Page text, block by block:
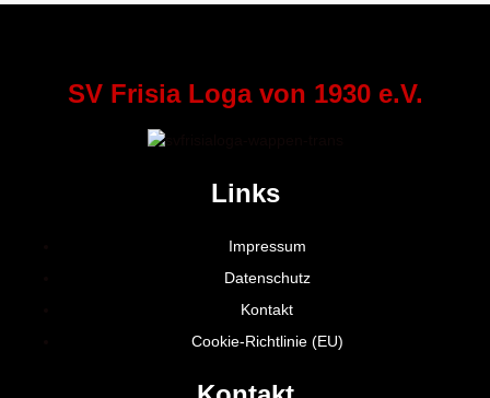
SV Frisia Loga von 1930 e.V.
Links
Impressum
Datenschutz
Kontakt
Cookie-Richtlinie (EU)